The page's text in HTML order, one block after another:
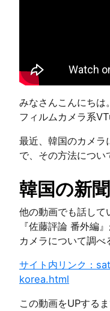
みなさんこんにちは。
フィルムカメラ系
最近、韓国のカメラ
で、その方法につい
韓国の新
他の動画でも話して
『佐藤評論 番外編
カメラについて調べ
サイト内リンク：
korea.html
この動画をUPする